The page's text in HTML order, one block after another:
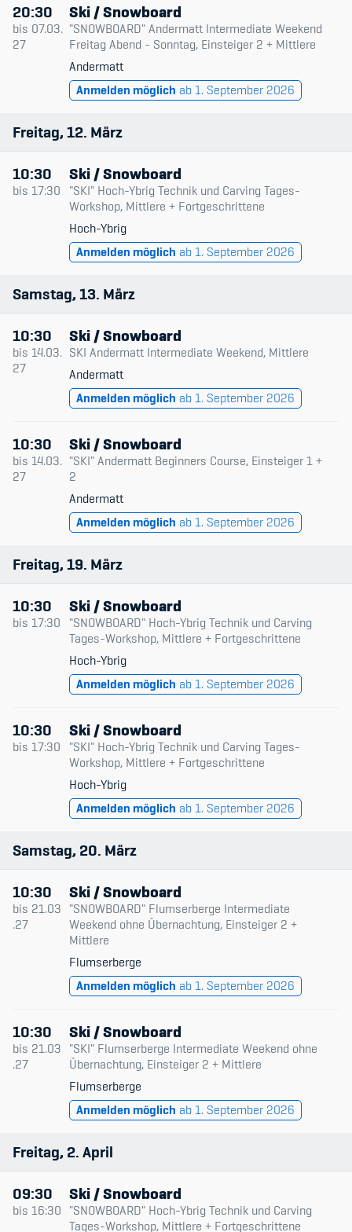
20:30
bis 07.03.
27
Ski / Snowboard
"SNOWBOARD" Andermatt Intermediate Weekend
Freitag Abend - Sonntag, Einsteiger 2 + Mittlere
Andermatt
Anmelden möglich ab 1. September 2026
Freitag 12 März
10:30
bis 17:30
Ski / Snowboard
"SKI" Hoch-Ybrig Technik und Carving Tages-
Workshop, Mittlere + Fortgeschrittene
Hoch-Ybrig
Anmelden möglich ab 1. September 2026
Samstag 13 März
10:30
bis 14.03.
27
Ski / Snowboard
SKI Andermatt Intermediate Weekend, Mittlere
Andermatt
Anmelden möglich ab 1. September 2026
10:30
bis 14.03.
27
Ski / Snowboard
"SKI" Andermatt Beginners Course, Einsteiger 1 +
2
Andermatt
Anmelden möglich ab 1. September 2026
Freitag 19 März
10:30
bis 17:30
Ski / Snowboard
"SNOWBOARD" Hoch-Ybrig Technik und Carving
Tages-Workshop, Mittlere + Fortgeschrittene
Hoch-Ybrig
Anmelden möglich ab 1. September 2026
10:30
bis 17:30
Ski / Snowboard
"SKI" Hoch-Ybrig Technik und Carving Tages-
Workshop, Mittlere + Fortgeschrittene
Hoch-Ybrig
Anmelden möglich ab 1. September 2026
Samstag 20 März
10:30
bis 21.03
.27
Ski / Snowboard
"SNOWBOARD" Flumserberge Intermediate
Weekend ohne Übernachtung, Einsteiger 2 +
Mittlere
Flumserberge
Anmelden möglich ab 1. September 2026
10:30
bis 21.03
.27
Ski / Snowboard
"SKI" Flumserberge Intermediate Weekend ohne
Übernachtung, Einsteiger 2 + Mittlere
Flumserberge
Anmelden möglich ab 1. September 2026
Freitag 2 April
09:30
bis 16:30
Ski / Snowboard
"SNOWBOARD" Hoch-Ybrig Technik und Carving
Tages-Workshop, Mittlere + Fortgeschrittene